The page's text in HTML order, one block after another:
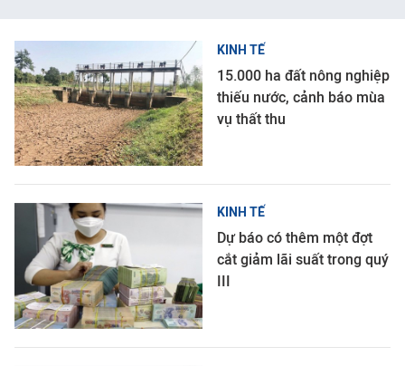
KINH TẾ
15.000 ha đất nông nghiệp
thiếu nước, cảnh báo mùa
vụ thất thu
KINH TẾ
Dự báo có thêm một đợt
cắt giảm lãi suất trong quý